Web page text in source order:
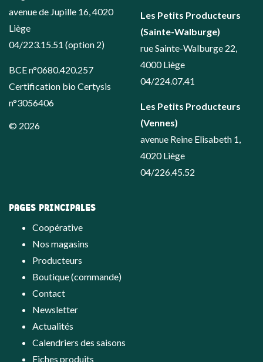
avenue de Jupille 16, 4020
Liège
04/223.15.51 (option 2)
BCE n°0680.420.257
Certification bio Certysis
n°3056406
© 2026
Les Petits Producteurs
(Sainte-Walburge)
rue Sainte-Walburge 22,
4000 Liège
04/224.07.41
Les Petits Producteurs
(Vennes)
avenue Reine Elisabeth 1,
4020 Liège
04/226.45.52
PAGES PRINCIPALES
Coopérative
Nos magasins
Producteurs
Boutique (commande)
Contact
Newsletter
Actualités
Calendriers des saisons
Fiches produits